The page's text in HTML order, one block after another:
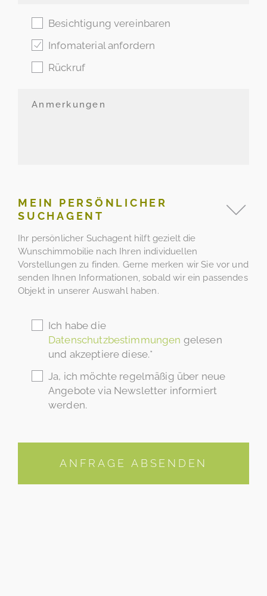
Besichtigung vereinbaren
Infomaterial anfordern
Rückruf
MEIN PERSÖNLICHER
SUCHAGENT
Ihr persönlicher Suchagent hilft gezielt die
Wunschimmobilie nach Ihren individuellen
Vorstellungen zu finden. Gerne merken wir Sie vor und
senden Ihnen Informationen, sobald wir ein passendes
Objekt in unserer Auswahl haben.
Ich habe die
Datenschutzbestimmungen gelesen
und akzeptiere diese.*
Ja, ich möchte regelmäßig über neue
Angebote via Newsletter informiert
werden.
ANFRAGE ABSENDEN